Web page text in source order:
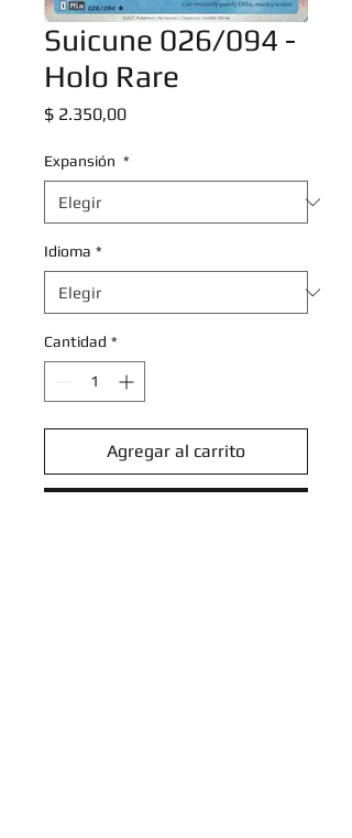
Suicune 026/094 -
Holo Rare
$ 2.350,00Precio
Expansión *
Idioma *
Cantidad *
Agregar al carrito